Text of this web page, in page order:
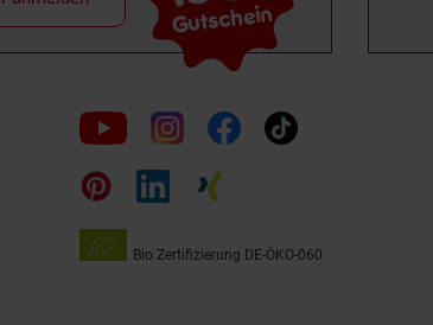
Gutschein
Folge
uns
auf
Bio Zertifizierung DE-ÖKO-060